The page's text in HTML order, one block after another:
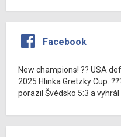
Facebook
New champions! ?? USA
2025 Hlinka Gretzky Cup.
porazil Švédsko 5:3 a